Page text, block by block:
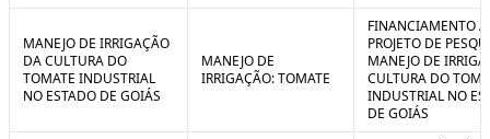
MANEJO DE IRRIGAÇÃO
DA CULTURA DO
TOMATE INDUSTRIAL
NO ESTADO DE GOIÁS
MANEJO DE
IRRIGAÇÃO: TOMATE
FINANCIAMENTO
PROJETO DE
MANEJO DE
CULTURA DO
INDUSTRIAL NO
DE GOIÁS